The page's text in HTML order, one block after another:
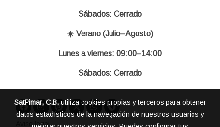
Sábados: Cerrado
☀️ Verano (Julio–Agosto)
Lunes a viernes: 09:00–14:00
Sábados: Cerrado
Aviso legal
SatPimar, C.B.utiliza cookies propias y terceros para obtener
datos estadísticos de la navegación de nuestros usuarios y